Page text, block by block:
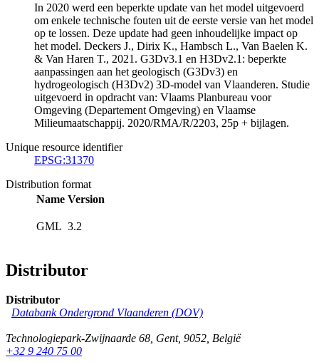
In 2020 werd een beperkte update van het model uitgevoerd
om enkele technische fouten uit de eerste versie van het model
op te lossen. Deze update had geen inhoudelijke impact op
het model. Deckers J., Dirix K., Hambsch L., Van Baelen K.
& Van Haren T., 2021. G3Dv3.1 en H3Dv2.1: beperkte
aanpassingen aan het geologisch (G3Dv3) en
hydrogeologisch (H3Dv2) 3D-model van Vlaanderen. Studie
uitgevoerd in opdracht van: Vlaams Planbureau voor
Omgeving (Departement Omgeving) en Vlaamse
Milieumaatschappij. 2020/RMA/R/2203, 25p + bijlagen.
Unique resource identifier
EPSG:31370
Distribution format
Name Version
GML 3.2
Distributor
Distributor
Databank Ondergrond Vlaanderen (DOV)
Technologiepark-Zwijnaarde 68, Gent, 9052, België
+32 9 240 75 00